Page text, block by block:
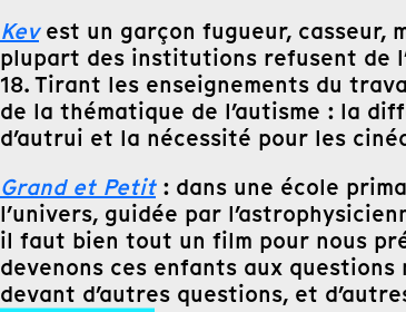
Kevest un garçon fugueur, casseur,
plupart des institutions refusent de
18. Tirant les enseignements du
de la thématique de l’autisme : la
d’autrui et la nécessité pour les
Grand et Petit : dans une école
l’univers, guidée par
il faut bien tout un film pour nous
devenons ces enfants aux
devant d’autres questions, et